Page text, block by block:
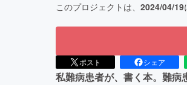
このプロジェクトは、 2024/04/19
ポスト シェア
私難病患者が、書く本。難病